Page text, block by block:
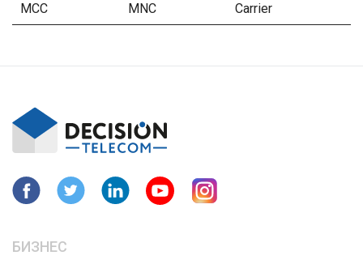
MCC MNC Carrier
БИЗНЕС